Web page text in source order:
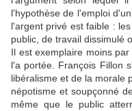
l'hypothèse de l'emploi
l'argent privé est faible :
public, de travail dissimulé
Il est exemplaire moins
l'a portée. François Fillon
libéralisme et de la morale
népotisme et soupçonné
même que le public